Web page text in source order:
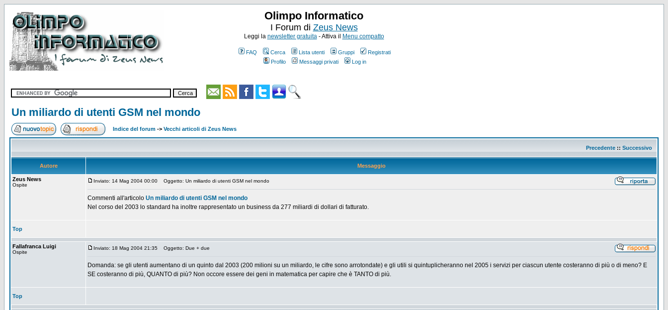
Olimpo Informatico
I Forum di Zeus News
Leggi la newsletter gratuita- Attiva il Menu compatto
FAQ Cerca Lista utenti Gruppi
Registrati
Profilo
Messaggi privati Log in
Un miliardo di utenti GSM nel mondo
Indice del forum -> Vecchi articoli di Zeus News
Precedente :: Successivo
Autore Messaggio
Zeus News
Ospite
Inviato: 14 Mag 2004 00:00 Oggetto: Un miliardo di utenti GSM nel mondo
Commenti all'articolo Un miliardo di utenti GSM nel mondo
Nel corso del 2003 lo standard ha inoltre rappresentato un business da 277 miliardi di dollari di fatturato.
Top
Fallafranca Luigi
Ospite
Inviato: 18 Mag 2004 21:35 Oggetto: Due + due
Domanda: se gli utenti aumentano di un quinto dal 2003 (200 milioni su un miliardo, le cifre sono arrotondate) e gli utili si quintuplicheranno nel 2005 i servizi per ciascun utente costeranno di più o di meno? E
SE costeranno di più, QUANTO di più? Non occore essere dei geni in matematica per capire che è TANTO di più.
Top